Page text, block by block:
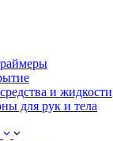
и жидкости
для рук и тела